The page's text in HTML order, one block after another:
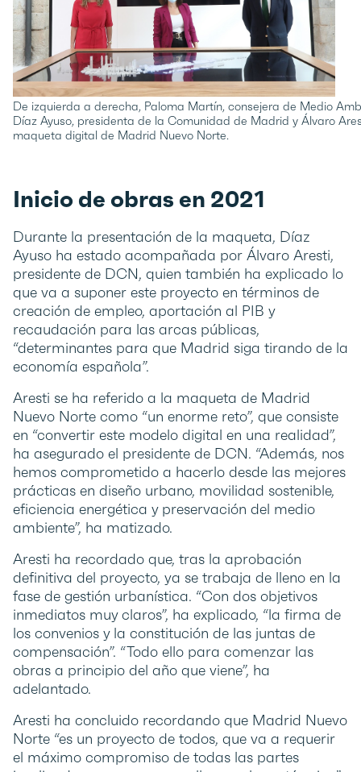
De izquierda a derecha, Paloma Martín, consejera de Medio
Díaz Ayuso, presidenta de la Comunidad de Madrid y Álvaro
maqueta digital de Madrid Nuevo Norte.
Inicio de obras en 2021
Durante la presentación de la maqueta, Díaz
Ayuso ha estado acompañada por Álvaro Aresti,
presidente de DCN, quien también ha explicado lo
que va a suponer este proyecto en términos de
creación de empleo, aportación al PIB y
recaudación para las arcas públicas,
“determinantes para que Madrid siga tirando de la
economía española”.
Aresti se ha referido a la maqueta de Madrid
Nuevo Norte como “un enorme reto”, que consiste
en “convertir este modelo digital en una realidad”,
ha asegurado el presidente de DCN. “Además, nos
hemos comprometido a hacerlo desde las mejores
prácticas en diseño urbano, movilidad sostenible,
eficiencia energética y preservación del medio
ambiente”, ha matizado.
Aresti ha recordado que, tras la aprobación
definitiva del proyecto, ya se trabaja de lleno en la
fase de gestión urbanística. “Con dos objetivos
inmediatos muy claros”, ha explicado, “la firma de
los convenios y la constitución de las juntas de
compensación”. “Todo ello para comenzar las
obras a principio del año que viene”, ha
adelantado.
Aresti ha concluido recordando que Madrid Nuevo
Norte “es un proyecto de todos, que va a requerir
el máximo compromiso de todas las partes